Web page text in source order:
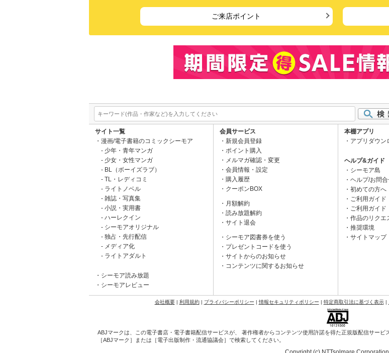
ご来店ポイント
サイト一覧
漫画/電子書籍のコミックシーモア
少年・青年マンガ
少女・女性マンガ
BL（ボーイズラブ）
TL・レディコミ
ライトノベル
雑誌・写真集
小説・実用書
ハーレクイン
シーモアオリジナル
独占・先行配信
メディア化
ライトアダルト
シーモア読み放題
シーモアレビュー
会員サービス
新規会員登録
ポイント購入
メルマガ確認・変更
会員情報・設定
購入履歴
クーポンBOX
月額解約
読み放題解約
サイト退会
シーモア図書券を使う
プレゼントコードを使う
サイトからのお知らせ
コンテンツに関するお知らせ
本棚アプリ
アプリダウン
ヘルプ&ガイド
シーモア島
ヘルプ/お問合
初めての方へ
ご利用ガイド
ご利用ガイド
作品のリクエ
推奨環境
サイトマップ
会社概要| 利用規約| プライバシーポリシー | 情報セキュリティポリシー | 特定商取引法に基づく表示|
ABJマークは、この電子書店・電子書籍配信サービスが、 著作権者からコンテンツ使用許諾を得た正規版配信サー
［ABJマーク］または［電子出版制作・流通協議会］で検索してください。